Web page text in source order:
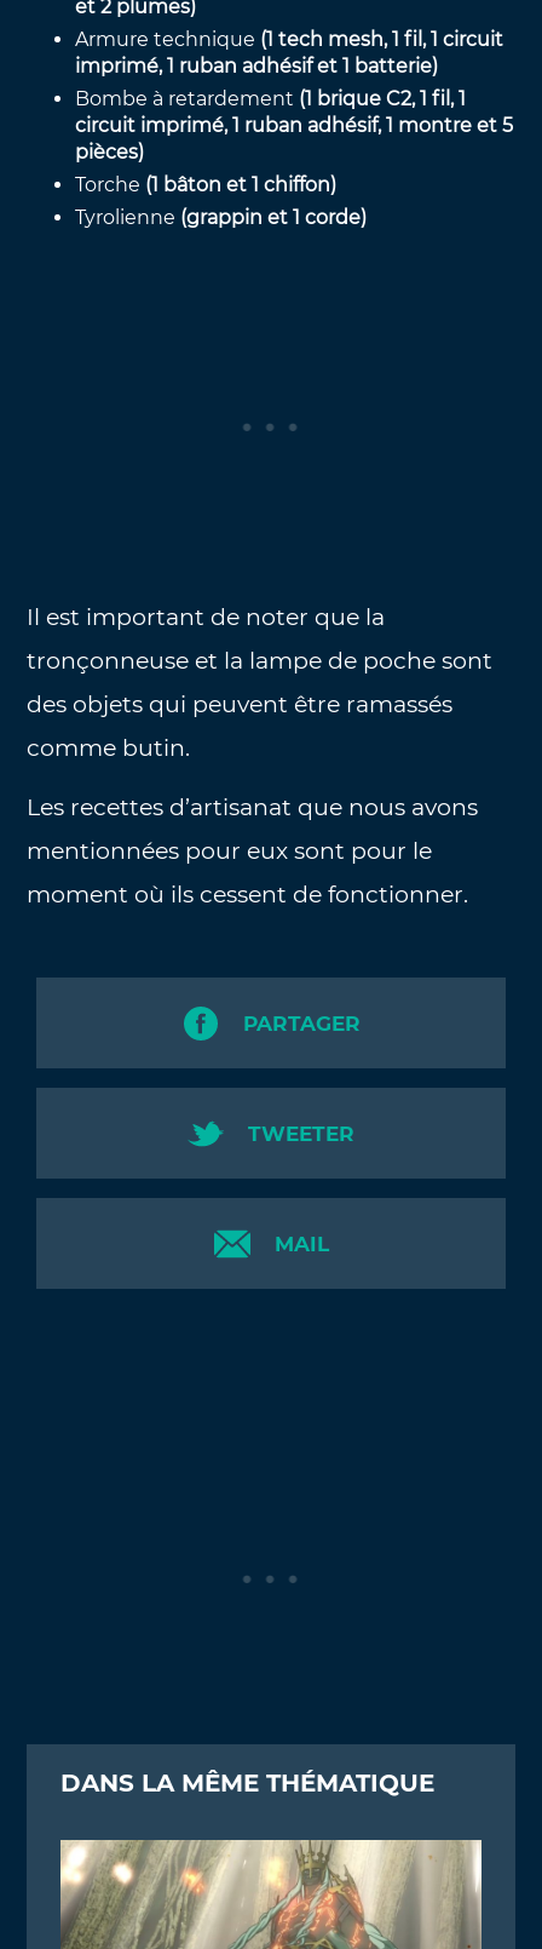
et 2 plumes)
Armure technique (1 tech mesh, 1 fil, 1 circuit
imprimé, 1 ruban adhésif et 1 batterie)
Bombe à retardement (1 brique C2, 1 fil, 1
circuit imprimé, 1 ruban adhésif, 1 montre et 5
pièces)
Torche (1 bâton et 1 chiffon)
Tyrolienne (grappin et 1 corde)
Il est important de noter que la
tronçonneuse et la lampe de poche sont
des objets qui peuvent être ramassés
comme butin.
Les recettes d’artisanat que nous avons
mentionnées pour eux sont pour le
moment où ils cessent de fonctionner.
PARTAGER
TWEETER
MAIL
DANS LA MÊME THÉMATIQUE